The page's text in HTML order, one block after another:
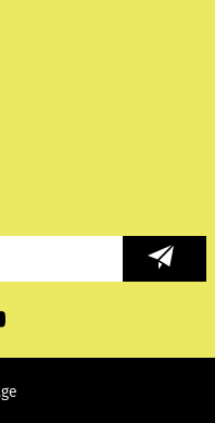
ქცევის“
დააკავეს
წყლისა და